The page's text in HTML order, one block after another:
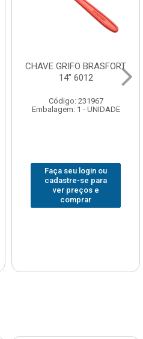
CHAVE GRIFO BRASFORT
14” 6012
Código: 231967
Embalagem: 1 - UNIDADE
Faça seu login ou
cadastre-se para
ver preços e
comprar